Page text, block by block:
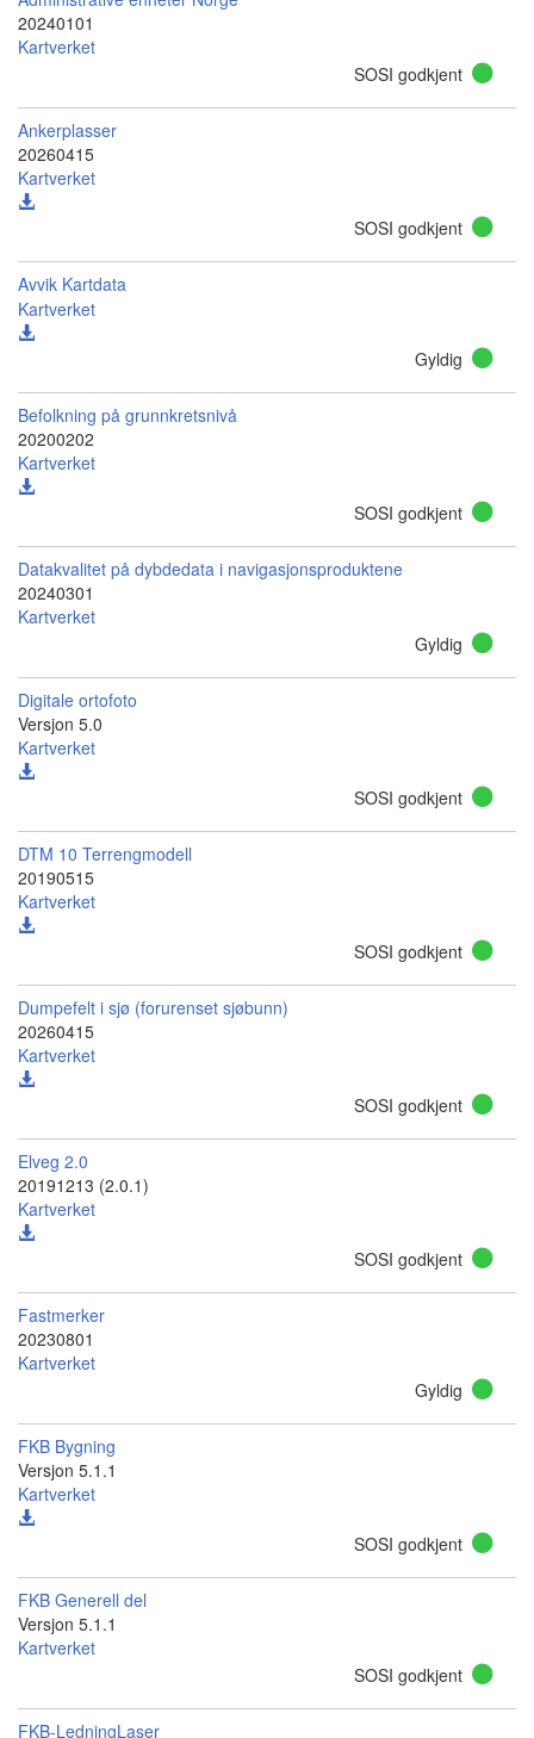
20240101
Kartverket
SOSI godkjent
Ankerplasser
20260415
Kartverket
SOSI godkjent
Avvik Kartdata
Kartverket
Gyldig
Befolkning på grunnkretsnivå
20200202
Kartverket
SOSI godkjent
Datakvalitet på dybdedata i navigasjonsproduktene
20240301
Kartverket
Gyldig
Digitale ortofoto
Versjon 5.0
Kartverket
SOSI godkjent
DTM 10 Terrengmodell
20190515
Kartverket
SOSI godkjent
Dumpefelt i sjø (forurenset sjøbunn)
20260415
Kartverket
SOSI godkjent
Elveg 2.0
20191213 (2.0.1)
Kartverket
SOSI godkjent
Fastmerker
20230801
Kartverket
Gyldig
FKB Bygning
Versjon 5.1.1
Kartverket
SOSI godkjent
FKB Generell del
Versjon 5.1.1
Kartverket
SOSI godkjent
FKB-LedningLaser